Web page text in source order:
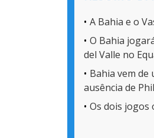
A Bahia e o
O Bahia
del Valle no
Bahia vem de
ausência de
Os dois jogos